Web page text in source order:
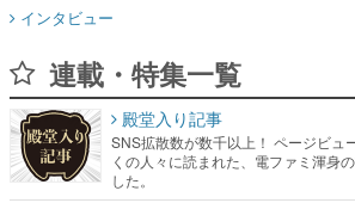
インタビュー
連載・特集一覧
殿堂入り記事
SNS拡散数が数千以上！ ページビュ
くの人々に読まれた、電ファミ渾身
した。